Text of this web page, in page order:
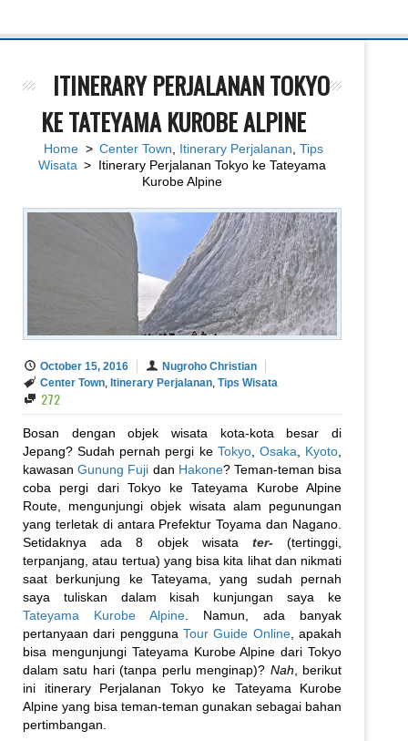
ITINERARY PERJALANAN TOKYO
KE TATEYAMA KUROBE ALPINE
Home > Center Town Itinerary Perjalanan Tips
Wisata > Itinerary Perjalanan Tokyo ke Tateyama
Kurobe Alpine
October 15, 2016
Nugroho Christian
Center Town, Itinerary Perjalanan, Tips Wisata
272
Bosan dengan objek wisata kota-kota besar di
Jepang? Sudah pernah pergi ke Tokyo, Osaka Kyoto
kawasanGunung Fuji dan Hakone? Teman-teman bisa
coba pergi dari Tokyo ke Tateyama Kurobe Alpine
Route, mengunjungi objek wisata alam pegunungan
yang terletak di antara Prefektur Toyama dan Nagano.
Setidaknya ada 8 objek wisata ter-(tertinggi,
terpanjang, atau tertua) yang bisa kita lihat dan nikmati
saat berkunjung ke Tateyama, yang sudah pernah
saya tuliskan dalam kisah kunjungan saya ke
Tateyama Kurobe Alpine . Namun, ada banyak
pertanyaan dari pengguna Tour Guide Online, apakah
bisa mengunjungi Tateyama Kurobe Alpine dari Tokyo
dalam satu hari (tanpa perlu menginap)? Nah , berikut
ini itinerary Perjalanan Tokyo ke Tateyama Kurobe
Alpine yang bisa teman-teman gunakan sebagai bahan
pertimbangan.